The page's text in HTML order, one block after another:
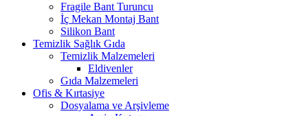
Fragile Bant Turuncu
İç Mekan Montaj Bant
Silikon Bant
Temizlik Sağlık Gıda
Temizlik Malzemeleri
Eldivenler
Gıda Malzemeleri
Ofis & Kırtasiye
Dosyalama ve Arşivleme